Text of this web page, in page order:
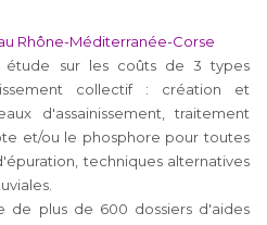
Rhône-Méditerranée-Corse
étude sur les coûts de 3 types
collectif : création et
d'assainissement, traitement
et/ou le phosphore pour toutes
techniques alternatives
de plus de 600 dossiers d'aides